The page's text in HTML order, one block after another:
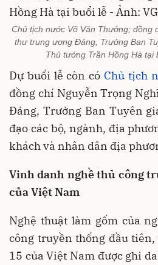
Chủ tịch nước Võ Văn Thưởng; đồng
thư trung ương Đảng, Trưởng Ban
Thủ tướng Trần Hồng Hà tại
Dự buổi lễ còn có Chủ tịch
đồng chí Nguyễn Trọng
Đảng, Trưởng Ban Tuyên
đạo các bộ, ngành, địa
khách và nhân dân địa
Vinh danh nghề thủ công
của Việt Nam
Nghệ thuật làm gốm của
công truyền thống đầu
15 của Việt Nam được ghi